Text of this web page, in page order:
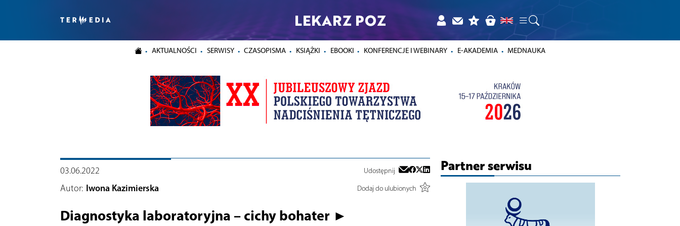
LEKARZ POZ
AKTUALNOŚCI SERWISY CZASOPISMA KSIĄŻKI EBOOKI KONFERENCJE I WEBINARY E-AKADEMIA MEDNAUKA
03.06.2022 Udostępnij
Autor: Iwona Kazimierska Dodaj do ulubionych
Diagnostyka laboratoryjna – cichy bohater ►
Partner serwisu